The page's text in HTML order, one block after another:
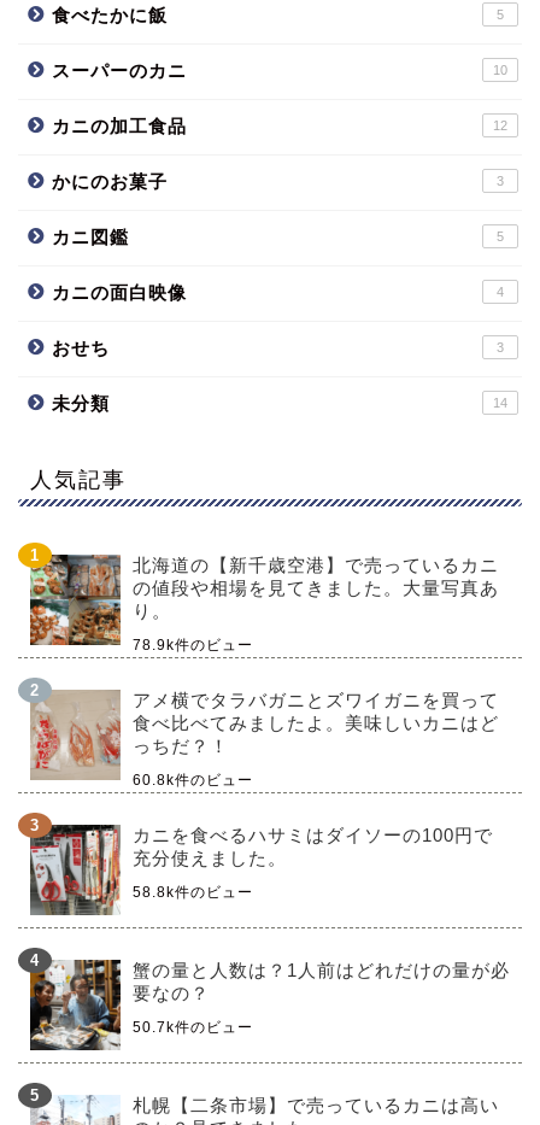
食べたかに飯 5
スーパーのカニ 10
カニの加工食品 12
かにのお菓子 3
カニ図鑑 5
カニの面白映像 4
おせち 3
未分類 14
人気記事
北海道の【新千歳空港】で売っているカニ
の値段や相場を見てきました。大量写真あ
り。
78.9k件のビュー
アメ横でタラバガニとズワイガニを買って
食べ比べてみましたよ。美味しいカニはど
っちだ？！
60.8k件のビュー
カニを食べるハサミはダイソーの100円で
充分使えました。
58.8k件のビュー
蟹の量と人数は？1人前はどれだけの量が必
要なの？
50.7k件のビュー
札幌【二条市場】で売っているカニは高い